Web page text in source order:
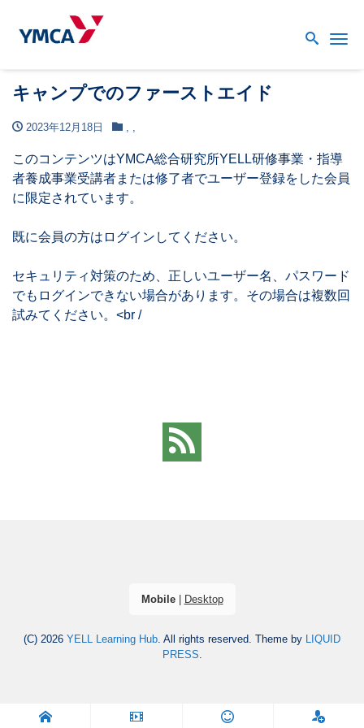
キャンプでのファーストエイド
2023年12月18日
このコンテンツはYMCA総合研究所YELL研修事業・指導
者養成事業受講者または修了者でユーザー登録をした会員
に限定されています。
既に会員の方はログインしてください。
セキュリティ対策のため、正しいユーザー名、パスワード
でもログインできない場合があります。その場合は複数回
試みてください。<br /
Mobile| Desktop
(C) 2026 YELL Learning Hub . All rights reserved. Theme by LIQUID
PRESS